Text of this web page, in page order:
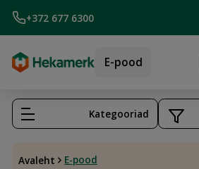
+372 677 6300
E-pood
Avaleht E-pood
Kategooriad